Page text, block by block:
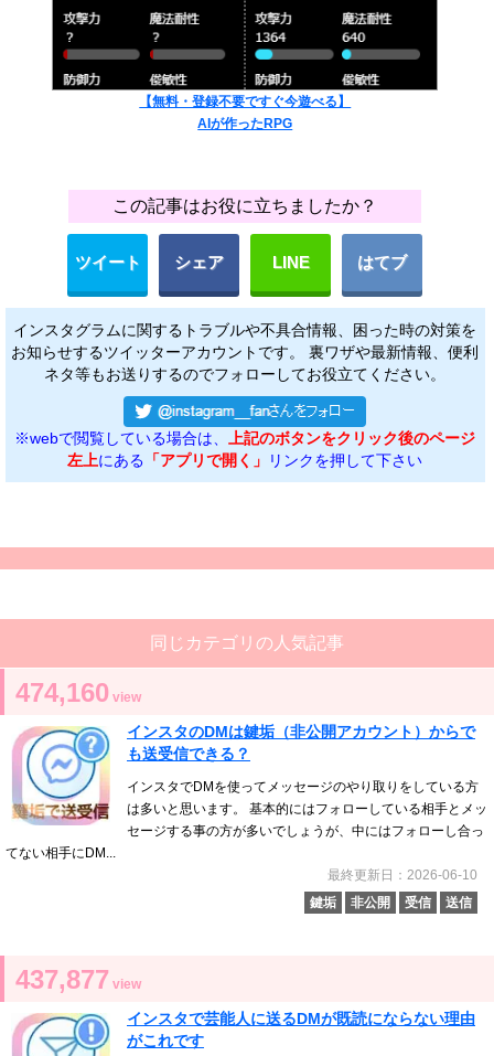
【無料・登録不要ですぐ今遊べる】
AIが作ったRPG
この記事はお役に立ちましたか？
ツイート シェア LINE はてブ
インスタグラムに関するトラブルや不具合情報、困った時の対策を
お知らせするツイッターアカウントです。 裏ワザや最新情報、便利
ネタ等もお送りするのでフォローしてお役立てください。
※webで閲覧している場合は、
上記のボタンをクリック後のページ
左上にある 「アプリで開く」 リンクを押して下さい
同じカテゴリの人気記事
474,160 view
インスタのDMは鍵垢（非公開アカウント）からで
も送受信できる？
インスタでDMを使ってメッセージのやり取りをしている方
は多いと思います。 基本的にはフォローしている相手とメッ
セージする事の方が多いでしょうが、中にはフォローし合っ
てない相手にDM...
最終更新日：2026-06-10
鍵垢
非公開 受信 送信
437,877 view
インスタで芸能人に送るDMが既読にならない理由
がこれです